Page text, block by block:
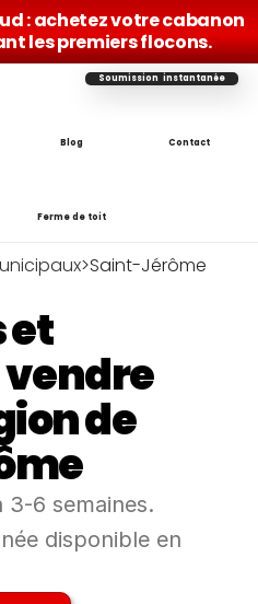
: achetez votre cabanon
les premiers flocons.
Soumission  instantanée
Blog Contact
Ferme de toit
>Saint-Jérôme
et
vendre
de
3-6 semaines.
disponible en